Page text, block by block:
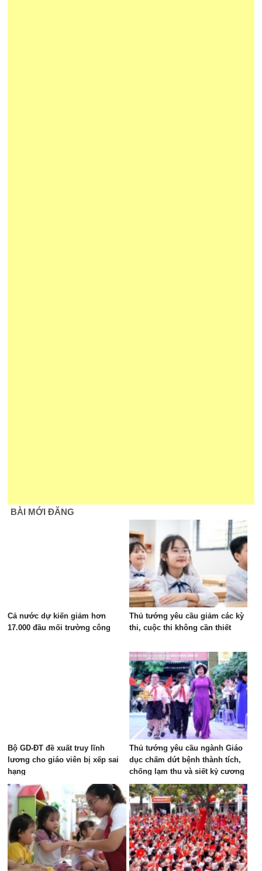
BÀI MỚI ĐĂNG
Cả nước dự kiến giảm hơn
17.000 đầu mối trường công
Thủ tướng yêu cầu giảm các kỳ
thi, cuộc thi không cần thiết
Bộ GD-ĐT đề xuất truy lĩnh
lương cho giáo viên bị xếp sai
hạng
Thủ tướng yêu cầu ngành Giáo
dục chấm dứt bệnh thành tích,
chống lạm thu và siết kỷ cương
trường học